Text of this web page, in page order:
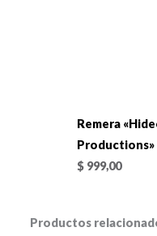
Remera
Productions»
$ 999,00
Productos